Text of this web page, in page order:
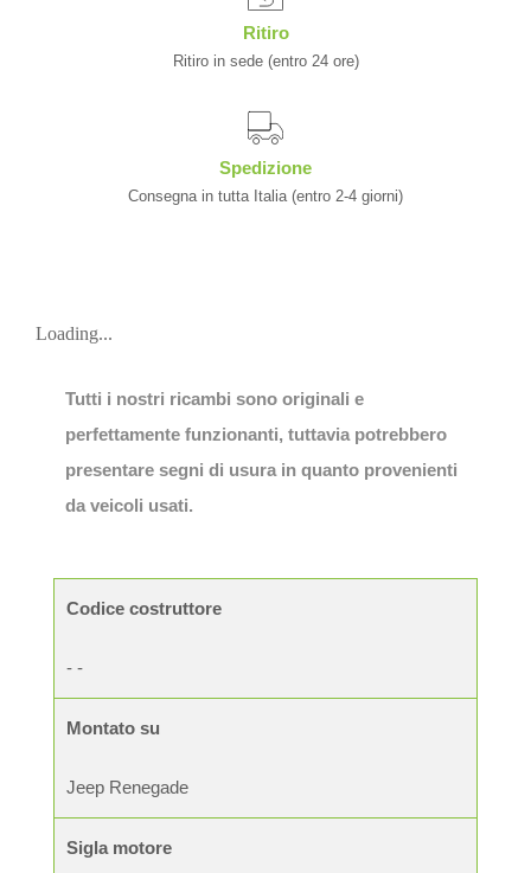
Ritiro
Ritiro in sede (entro 24 ore)
Spedizione
Consegna in tutta Italia (entro 2-4 giorni)
Loading...
Tutti i nostri ricambi sono originali e
perfettamente funzionanti, tuttavia potrebbero
presentare segni di usura in quanto provenienti
da veicoli usati.
Codice costruttore
- -
Montato su
Jeep Renegade
Sigla motore